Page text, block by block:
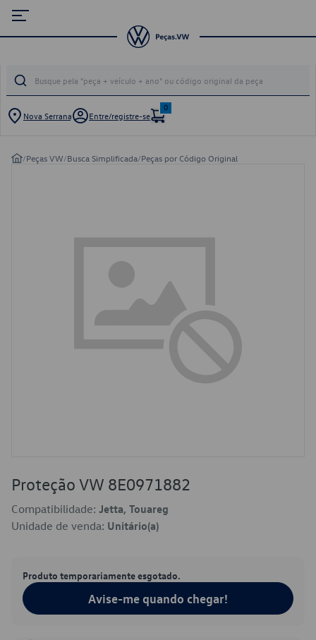
Nova Serrana Entre/registre-se
0
/Peças VW/Busca Simplificada/Peças por Código Original
Proteção VW 8E0971882
Compatibilidade: Jetta, Touareg
Unidade de venda: Unitário(a)
Produto temporariamente esgotado.
Avise-me quando chegar!